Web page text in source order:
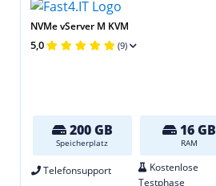
NVMe vServer M KVM
5,0 (9)
200 GB
Speicherplatz
16 GB
RAM
Telefonsupport
Kostenlose
Testphase